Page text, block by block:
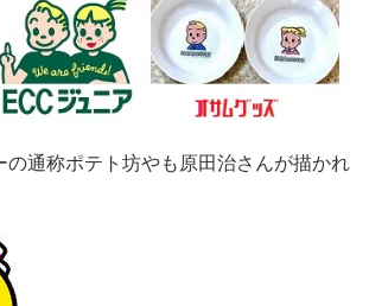
の通称ポテト坊やも原田治さんが描かれ